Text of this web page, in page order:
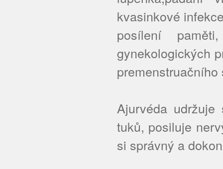
kvasinkové
posílení
gynekologických
premenstruačního
Ajurvéda udržuje
tuků, posiluje
si správný a